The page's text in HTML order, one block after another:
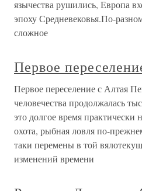
язычества рушились, Европа
эпоху Средневековья.По-
сложное
Первое
Первое переселение с Алтая
человечества продолжалась
это долгое время практически
охота, рыбная ловля по-
таки перемены в той
изменений времени